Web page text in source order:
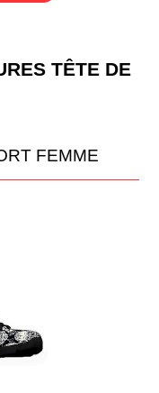
TÊTE DE
FEMME